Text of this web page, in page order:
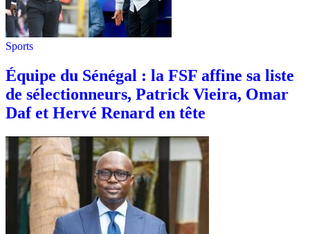
Sports
Équipe du Sénégal : la FSF affine sa liste
de sélectionneurs, Patrick Vieira, Omar
Daf et Hervé Renard en tête